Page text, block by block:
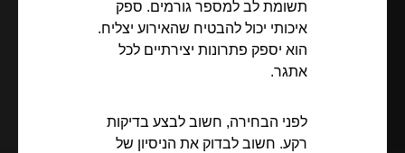
תשומת לב למספר גורמים. ספק
איכותי יכול להבטיח שהאירוע יצליח.
הוא יספק פתרונות יצירתיים לכל
אתגר.
לפני הבחירה, חשוב לבצע בדיקות
רקע. חשוב לבדוק את הניסיון של